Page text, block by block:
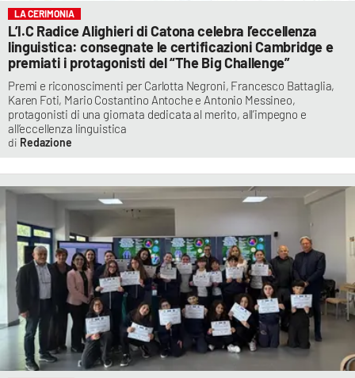
LA CERIMONIA
L’I.C Radice Alighieri di Catona celebra l’eccellenza
linguistica: consegnate le certificazioni Cambridge e
premiati i protagonisti del “The Big Challenge”
Premi e riconoscimenti per Carlotta Negroni, Francesco Battaglia,
Karen Foti, Mario Costantino Antoche e Antonio Messineo,
protagonisti di una giornata dedicata al merito, all’impegno e
all’eccellenza linguistica
Redazione